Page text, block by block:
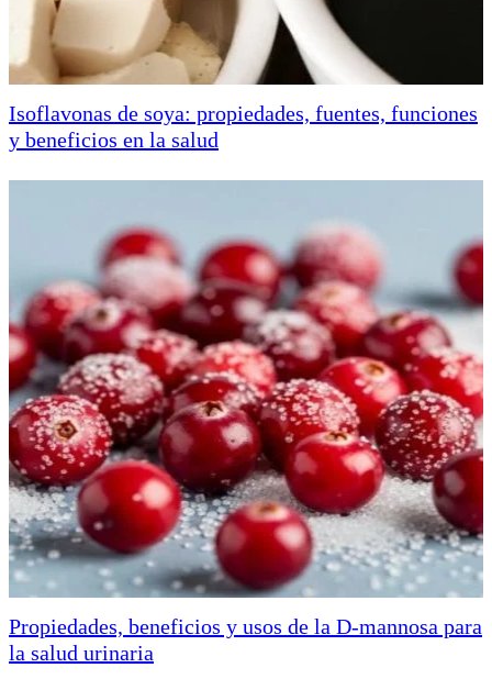
Isoflavonas de soya: propiedades, fuentes, funciones
y beneficios en la salud
Propiedades, beneficios y usos de la D-mannosa para
la salud urinaria